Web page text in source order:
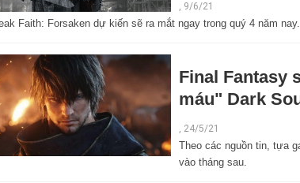
, 9/6/21
Faith: Forsaken dự kiến sẽ ra mắt ngay trong quý 4 năm nay.
Final Fantasy
máu" Dark
, 24/5/21
Theo các nguồn tin, tựa
vào tháng sau.